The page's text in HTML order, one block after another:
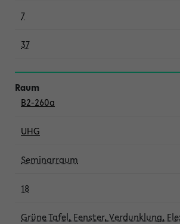
7
37
B2-260a
UHG
Seminarraum
18
Grüne Tafel, Fenster, Verdunklung,